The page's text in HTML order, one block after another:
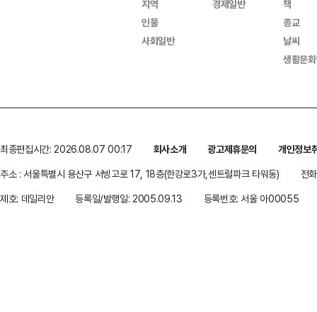
지역
인물
사회일반
경제일반
책
종교
날씨
생활문
최종편집시간: 2026.08.07 00:17 회사소개 광고제휴문의
개인정보
주소 : 서울특별시 용산구 서빙고로 17, 18층(한강로3가,센트럴파크 타워동)
전
제호: 데일리안
등록일/발행일: 2005.09.13 등록번호: 서울 아00055